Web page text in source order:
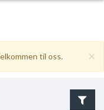
×
til oss.